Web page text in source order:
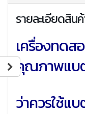
รายละเอียดสิน
เครื่องทดส
คุณภาพแบ
ว่าควรใช้แ